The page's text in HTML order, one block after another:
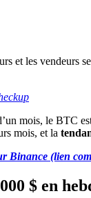
et les vendeurs
mois, le BTC
mois, et la
Binance (lien
$ en